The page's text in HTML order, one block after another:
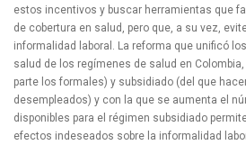
estos incentivos y buscar herramientas que
de cobertura en salud, pero que, a su vez,
informalidad laboral. La reforma que unificó
salud de los regímenes de salud en
parte los formales) y subsidiado (del que
desempleados) y con la que se aumenta el
disponibles para el régimen subsidiado
efectos indeseados sobre la informalidad